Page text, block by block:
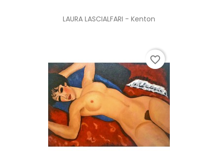
LAURA LASCIALFARI - Kenton
favorite_border